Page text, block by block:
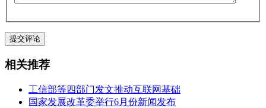
相关推荐
工信部等四部门发文推动互联网基础
国家发展改革委举行6月份新闻发布